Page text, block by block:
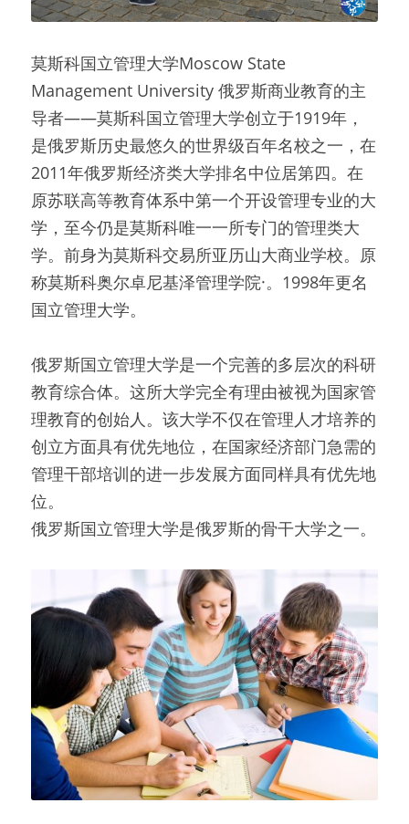
莫斯科国立管理大学Moscow State
Management University 俄罗斯商业教育的主
导者——莫斯科国立管理大学创立于1919年，
是俄罗斯历史最悠久的世界级百年名校之一，在
2011年俄罗斯经济类大学排名中位居第四。在
原苏联高等教育体系中第一个开设管理专业的大
学，至今仍是莫斯科唯一一所专门的管理类大
学。前身为莫斯科交易所亚历山大商业学校。原
称莫斯科奥尔卓尼基泽管理学院·。1998年更名
国立管理大学。
俄罗斯国立管理大学是一个完善的多层次的科研
教育综合体。这所大学完全有理由被视为国家管
理教育的创始人。该大学不仅在管理人才培养的
创立方面具有优先地位，在国家经济部门急需的
管理干部培训的进一步发展方面同样具有优先地
位。
俄罗斯国立管理大学是俄罗斯的骨干大学之一。